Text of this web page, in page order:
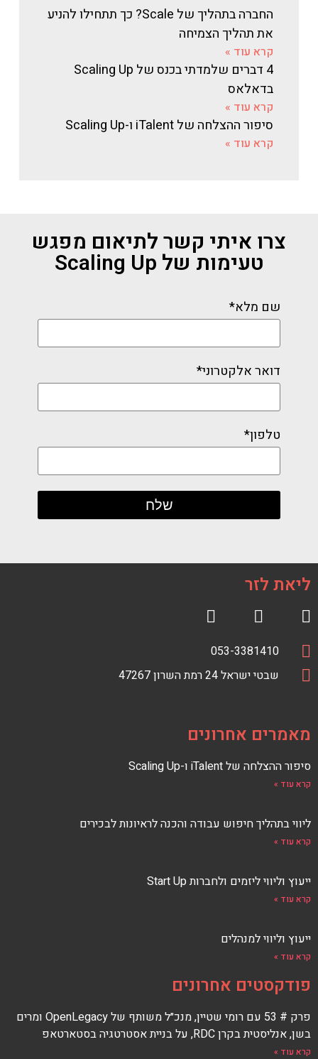
החברה בתהליך של Scale? כך תתחילו להניע
את תהליך הצמיחה
קרא עוד »
4 דברים שלמדתי בכנס של Scaling Up
בדאלאס
קרא עוד »
סיפור ההצלחה של iTalent ו-Scaling Up
קרא עוד »
צרו איתי קשר לתיאום מפגש
טעימות של Scaling Up
שם מלא*
דואר אלקטרוני*
טלפון*
ליאת לזר
o
k
F
D
טלפון
מספר
053-3381410
כתובת
כתובת
שבטי ישראל 24 רמת השרון 47267
מאמרים אחרונים
סיפור ההצלחה של iTalent ו-Scaling Up
קרא עוד »
ליווי בתהליך חיפוש עבודה והכנה לראיונות לבכירים
קרא עוד »
ייעוץ וליווי ליזמים ולחברות Start Up
קרא עוד »
ייעוץ וליווי למנהלים
קרא עוד »
פודקסטים אחרונים
פרק # 53 עם רומי שטיין, מנכ״ל משותף של OpenLegacy ומרים
בשן, אנליסטית בקרן RDC, על בניית אסטרטגיה בסטארטאפ
קרא עוד »